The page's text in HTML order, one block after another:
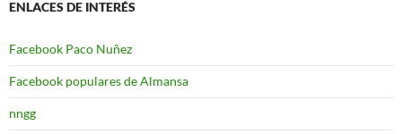
ENLACES DE INTERÉS
Facebook Paco Nuñez
Facebook populares de Almansa
nngg